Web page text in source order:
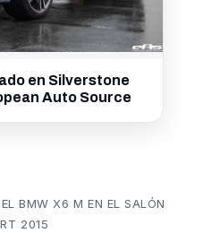
en Silverstone
Auto Source
BMW X6 M EN EL SALÓN
2015